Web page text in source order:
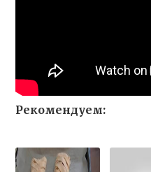
Рекомендуем: